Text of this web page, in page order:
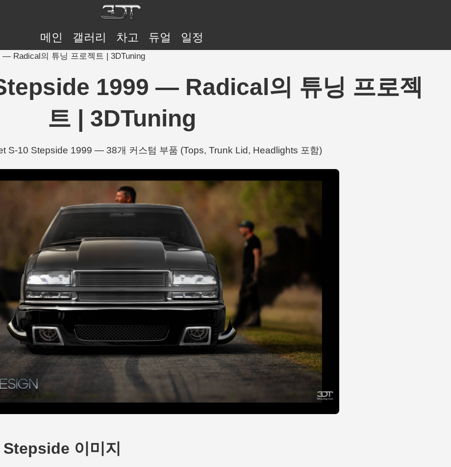
메인 갤러리 차고 듀얼 일정
— Radical의 튜닝 프로젝트 | 3DTuning
1999 — Radical의 튜닝 프로젝
트 | 3DTuning
S-10 Stepside 1999 — 38개 커스텀 부품 (Tops, Trunk Lid, Headlights 포함)
이미지